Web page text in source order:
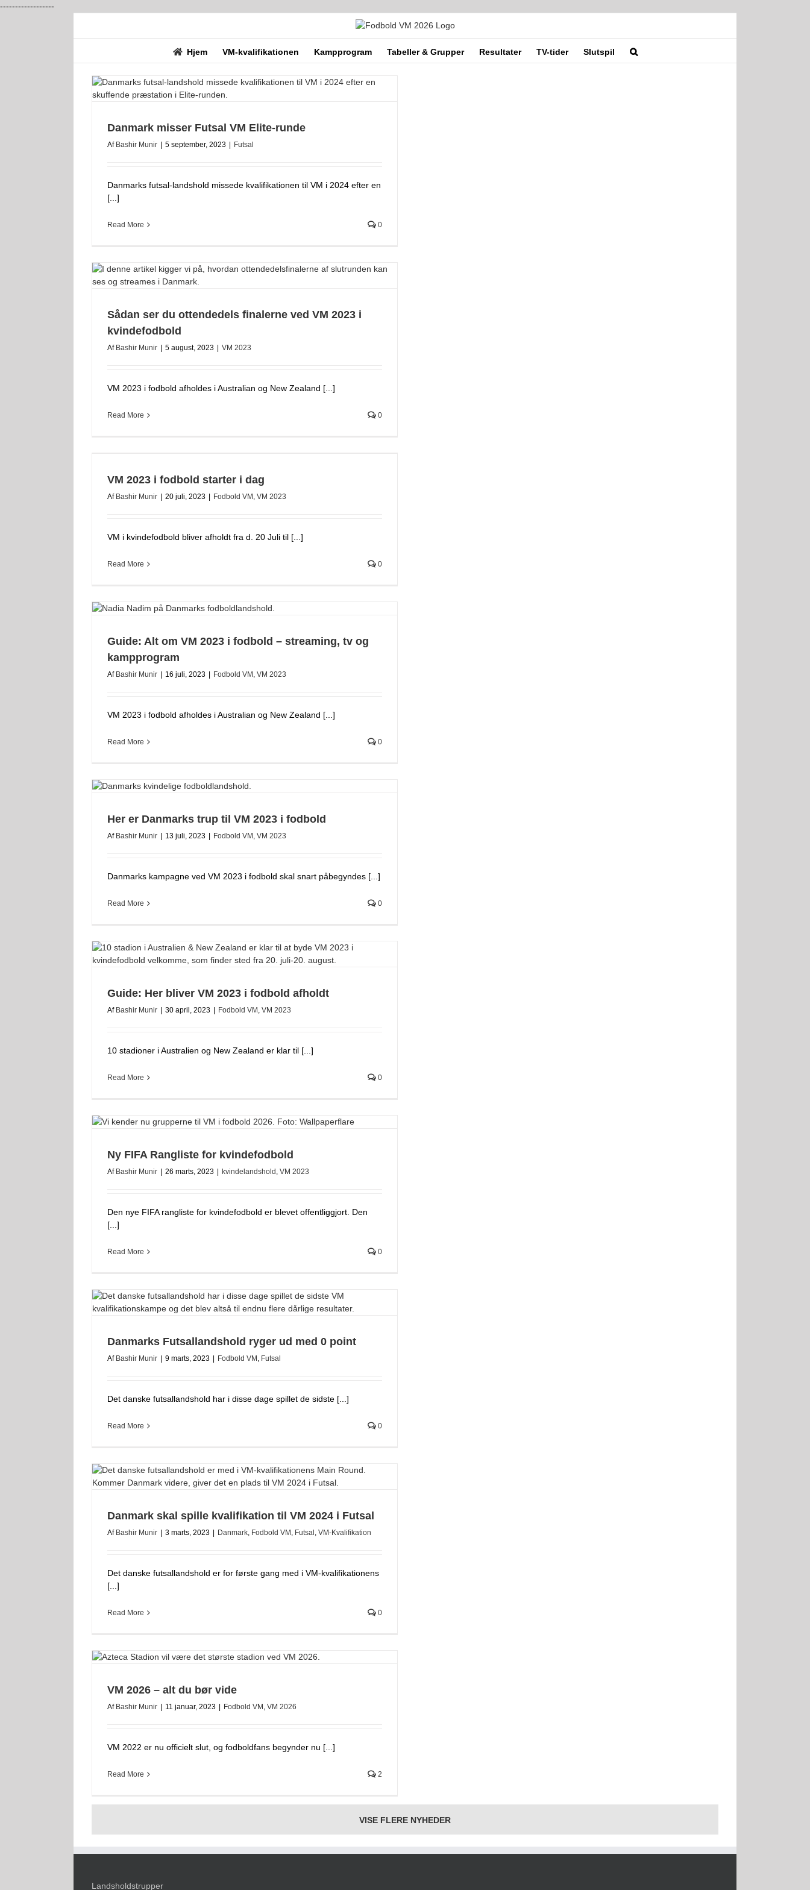
------------------
Hjem
VM-kvalifikationen Kampprogram Tabeller & Grupper Resultater TV-tider Slutspil
Danmark misser Futsal VM Elite-runde
Af Bashir Munir 5 september, 2023 Futsal
Danmarks futsal-landshold missede kvalifikationen til VM i 2024 efter en
[...]
Read More 0
Sådan ser du ottendedels finalerne ved VM 2023 i
kvindefodbold
Af Bashir Munir 5 august, 2023 VM 2023
VM 2023 i fodbold afholdes i Australian og New Zealand [...]
Read More 0
VM 2023 i fodbold starter i dag
Af Bashir Munir 20 juli, 2023 Fodbold VM , VM 2023
VM i kvindefodbold bliver afholdt fra d. 20 Juli til [...]
Read More 0
Guide: Alt om VM 2023 i fodbold – streaming, tv og
kampprogram
Af Bashir Munir 16 juli, 2023 Fodbold VM , VM 2023
VM 2023 i fodbold afholdes i Australian og New Zealand [...]
Read More 0
Her er Danmarks trup til VM 2023 i fodbold
Af Bashir Munir 13 juli, 2023 Fodbold VM , VM 2023
Danmarks kampagne ved VM 2023 i fodbold skal snart påbegyndes [...]
Read More 0
Guide: Her bliver VM 2023 i fodbold afholdt
Af Bashir Munir 30 april, 2023 Fodbold VM , VM 2023
10 stadioner i Australien og New Zealand er klar til [...]
Read More 0
Ny FIFA Rangliste for kvindefodbold
Af Bashir Munir 26 marts, 2023 kvindelandshold , VM 2023
Den nye FIFA rangliste for kvindefodbold er blevet offentliggjort. Den
[...]
Read More 0
Danmarks Futsallandshold ryger ud med 0 point
Af Bashir Munir 9 marts, 2023 Fodbold VM , Futsal
Det danske futsallandshold har i disse dage spillet de sidste [...]
Read More 0
Danmark skal spille kvalifikation til VM 2024 i Futsal
Af Bashir Munir 3 marts, 2023 Danmark, Fodbold VM , Futsal , VM-Kvalifikation
Det danske futsallandshold er for første gang med i VM-kvalifikationens
[...]
Read More 0
VM 2026 – alt du bør vide
Af Bashir Munir 11 januar, 2023 Fodbold VM , VM 2026
VM 2022 er nu officielt slut, og fodboldfans begynder nu [...]
Read More 2
VISE FLERE NYHEDER
Landsholdstrupper